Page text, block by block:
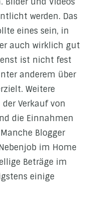
werden. Das
eines sein, in
auch wirklich gut
ist nicht fest
anderem über
Weitere
Verkauf von
die Einnahmen
Blogger
im Home
Beträge im
einige